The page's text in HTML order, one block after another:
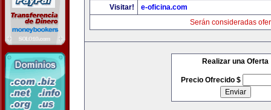
Visitar!
e-oficina.com
Serán consideradas
Realizar una Oferta
Precio Ofrecido $